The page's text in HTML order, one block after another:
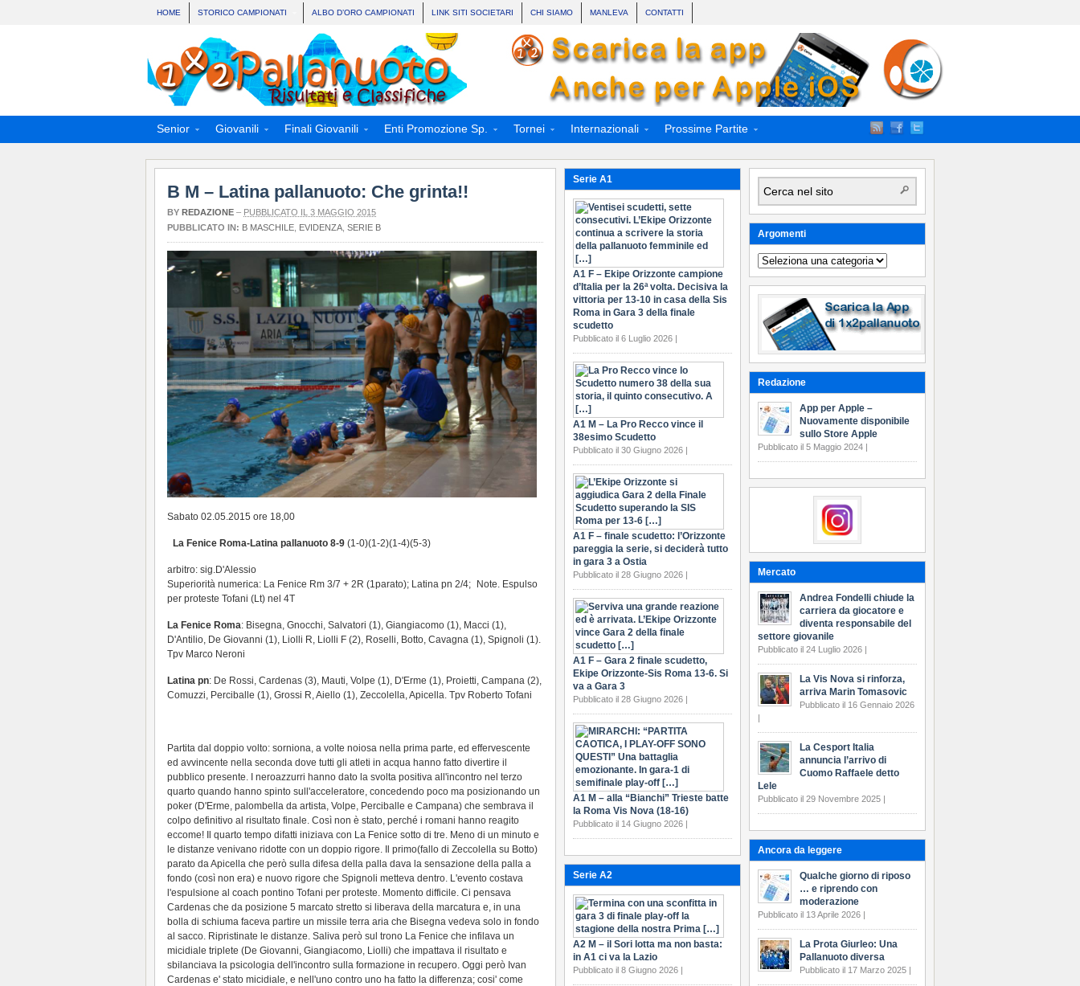
HOME STORICO CAMPIONATI ALBO D’ORO CAMPIONATI LINK SITI SOCIETARI CHI SIAMO MANLEVA CONTATTI
Senior Giovanili Finali Giovanili Enti Promozione Sp. Tornei Internazionali Prossime Partite
B M – Latina pallanuoto: Che grinta!!
BY REDAZIONE – PUBBLICATO IL 3 MAGGIO 2015
PUBBLICATO IN: B MASCHILE EVIDENZA SERIE B
Sabato 02.05.2015 ore 18,00
La Fenice Roma-Latina pallanuoto 8-9 (1-0)(1-2)(1-4)(5-3)
arbitro: sig.D'Alessio
Superiorità numerica: La Fenice Rm 3/7 + 2R (1parato); Latina pn 2/4; Note. Espulso
per proteste Tofani (Lt) nel 4T
La Fenice Roma: Bisegna, Gnocchi, Salvatori (1), Giangiacomo (1), Macci (1),
D'Antilio, De Giovanni (1), Liolli R, Liolli F (2), Roselli, Botto, Cavagna (1), Spignoli (1).
Tpv Marco Neroni
Latina pn: De Rossi, Cardenas (3), Mauti, Volpe (1), D'Erme (1), Proietti, Campana (2),
Comuzzi, Perciballe (1), Grossi R, Aiello (1), Zeccolella, Apicella. Tpv Roberto Tofani
Partita dal doppio volto: sorniona, a volte noiosa nella prima parte, ed effervescente
ed avvincente nella seconda dove tutti gli atleti in acqua hanno fatto divertire il
pubblico presente. I neroazzurri hanno dato la svolta positiva all'incontro nel terzo
quarto quando hanno spinto sull'acceleratore, concedendo poco ma posizionando un
poker (D'Erme, palombella da artista, Volpe, Perciballe e Campana) che sembrava il
colpo definitivo al risultato finale. Così non è stato, perché i romani hanno reagito
eccome! Il quarto tempo difatti iniziava con La Fenice sotto di tre. Meno di un minuto e
le distanze venivano ridotte con un doppio rigore. Il primo(fallo di Zeccolella su Botto)
parato da Apicella che però sulla difesa della palla dava la sensazione della palla a
fondo (così non era) e nuovo rigore che Spignoli metteva dentro. L'evento costava
l'espulsione al coach pontino Tofani per proteste. Momento difficile. Ci pensava
Cardenas che da posizione 5 marcato stretto si liberava della marcatura e, in una
bolla di schiuma faceva partire un missile terra aria che Bisegna vedeva solo in fondo
al sacco. Ripristinate le distanze. Saliva però sul trono La Fenice che infilava un
micidiale triplete (De Giovanni, Giangiacomo, Liolli) che impattava il risultato e
sbilanciava la psicologia dell'incontro sulla formazione in recupero. Oggi però Ivan
Cardenas e' stato micidiale, e nell'uno contro uno ha fatto la differenza; cosi' come
Argomenti
Argomenti
Redazione
App per Apple –
Nuovamente disponibile
sullo Store Apple
Pubblicato il 5 Maggio 2024 |
Mercato
Andrea Fondelli chiude la
carriera da giocatore e
diventa responsabile del
settore giovanile
Pubblicato il 24 Luglio 2026 |
La Vis Nova si rinforza,
arriva Marin Tomasovic
Pubblicato il 16 Gennaio 2026
|
La Cesport Italia
annuncia l’arrivo di
Cuomo Raffaele detto
Lele
Pubblicato il 29 Novembre 2025 |
Ancora da leggere
Qualche giorno di riposo
… e riprendo con
moderazione
Pubblicato il 13 Aprile 2026 |
La Prota Giurleo: Una
Pallanuoto diversa
Pubblicato il 17 Marzo 2025 |
Serie A1
A1 F – Ekipe Orizzonte campione
d’Italia per la 26ª volta. Decisiva la
vittoria per 13-10 in casa della Sis
Roma in Gara 3 della finale
scudetto
Pubblicato il 6 Luglio 2026 |
A1 M – La Pro Recco vince il
38esimo Scudetto
Pubblicato il 30 Giugno 2026 |
A1 F – finale scudetto: l’Orizzonte
pareggia la serie, si deciderà tutto
in gara 3 a Ostia
Pubblicato il 28 Giugno 2026 |
A1 F – Gara 2 finale scudetto,
Ekipe Orizzonte-Sis Roma 13-6. Si
va a Gara 3
Pubblicato il 28 Giugno 2026 |
A1 M – alla “Bianchi” Trieste batte
la Roma Vis Nova (18-16)
Pubblicato il 14 Giugno 2026 |
Serie A2
A2 M – il Sori lotta ma non basta:
in A1 ci va la Lazio
Pubblicato il 8 Giugno 2026 |